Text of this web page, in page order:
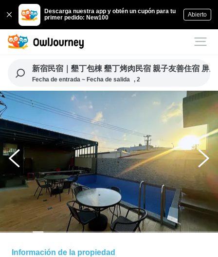
Descarga nuestra app y obtén un cupón para tu
primer pedido: New100
Abierto
新宿民宿｜墾丁包棟 墾丁烤肉民宿 親子友善住宿 屏
Fecha de entrada ~ Fecha de salida , 2
Información de la propiedad